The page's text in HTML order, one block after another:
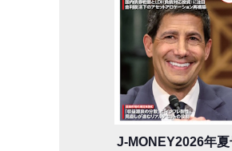
J-MONEY2026年夏